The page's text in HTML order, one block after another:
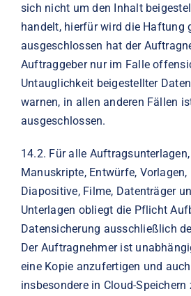
sich nicht um den Inhalt
handelt, hierfür wird die Haftung
ausgeschlossen hat der
Auftraggeber nur im Falle
Untauglichkeit beigestellter
warnen, in allen anderen Fällen
ausgeschlossen.
14.2. Für alle
Manuskripte, Entwürfe,
Diapositive, Filme, Datenträger
Unterlagen obliegt die Pflicht
Datensicherung ausschließlich
Der Auftragnehmer ist
eine Kopie anzufertigen und
insbesondere in Cloud-Speichern